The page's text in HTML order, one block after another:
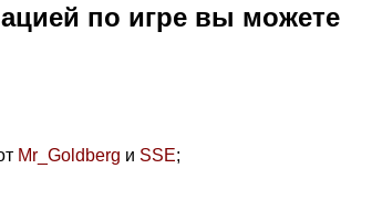
по игре вы можете
Mr_Goldberg и SSE;